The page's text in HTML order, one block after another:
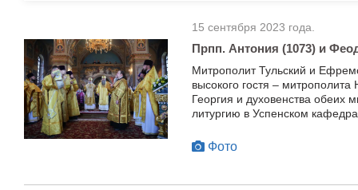
15 сентября 2023 года.
Прпп. Антония (1073) и
Митрополит Тульский и
высокого гостя – митрополита
Георгия и духовенства обеих
литургию в Успенском
Фото